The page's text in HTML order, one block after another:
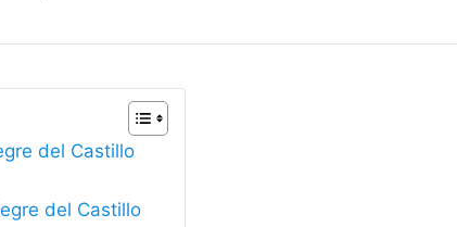
del Castillo
del Castillo